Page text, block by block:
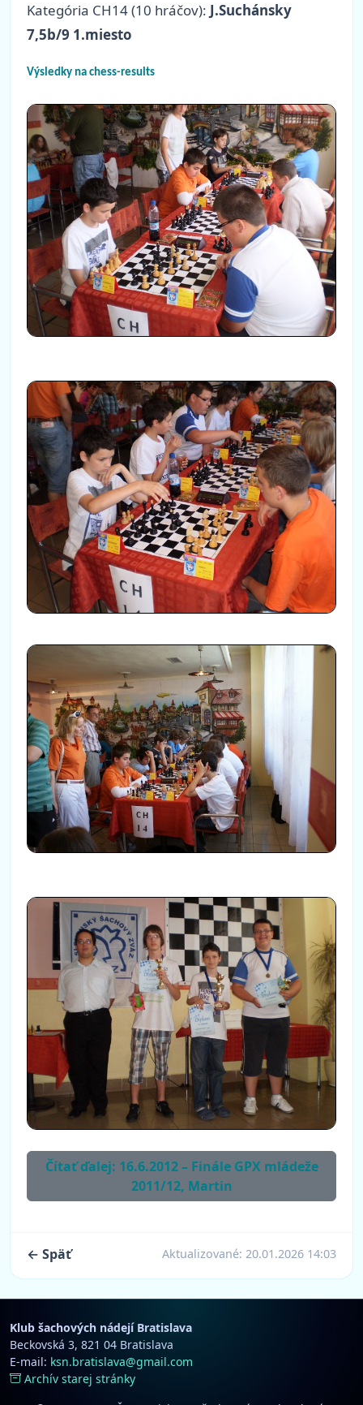
Kategória CH14 (10 hráčov): J.Suchánsky
7,5b/9 1.miesto
Výsledky na chess-results
Čítať ďalej: 16.6.2012 – Finále GPX mládeže
2011/12, Martin
← Späť Aktualizované: 20.01.2026 14:03
Klub šachových nádejí Bratislava
Beckovská 3, 821 04 Bratislava
E-mail: ksn.bratislava@gmail.com
Archív starej stránky